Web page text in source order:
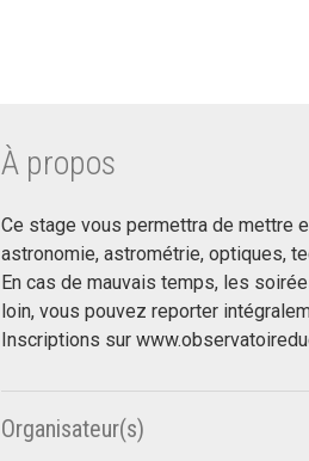
À propos
Ce stage vous permettra de mettre
astronomie, astrométrie, optiques,
En cas de mauvais temps, les
loin, vous pouvez reporter
Inscriptions sur
Organisateur(s)